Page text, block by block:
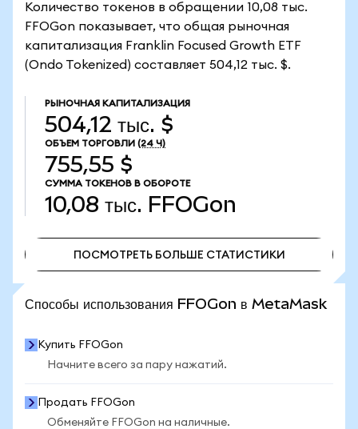
Количество токенов в обращении 10,08 тыс.
FFOGon показывает, что общая рыночная
капитализация Franklin Focused Growth ETF
(Ondo Tokenized) составляет 504,12 тыс. $.
РЫНОЧНАЯ КАПИТАЛИЗАЦИЯ
504,12 тыс. $
ОБЪЕМ ТОРГОВЛИ (24 Ч)
755,55 $
СУММА ТОКЕНОВ В ОБОРОТЕ
10,08 тыс. FFOGon
ПОСМОТРЕТЬ БОЛЬШЕ СТАТИСТИКИ
Способы использования FFOGon в MetaMask
Купить FFOGon
Начните всего за пару нажатий.
Продать FFOGon
Обменяйте FFOGon на наличные.